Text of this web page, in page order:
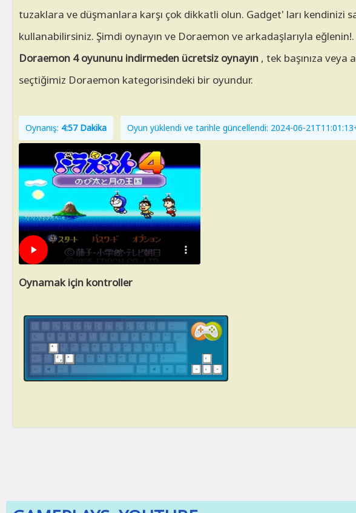
tuzaklara ve düşmanlara karşı çok dikkatli olun. Gadget' ları kendinizi
kullanabilirsiniz. Şimdi oynayın ve Doraemon ve arkadaşlarıyla eğlenin!.
Doraemon 4 oyununu indirmeden ücretsiz oynayın , tek başınıza veya
seçtiğimiz Doraemon kategorisindeki bir oyundur.
Oynanış: 4:57 Dakika Oyun yüklendi ve tarihle güncellendi: 2024-06-
Oynamak için kontroller